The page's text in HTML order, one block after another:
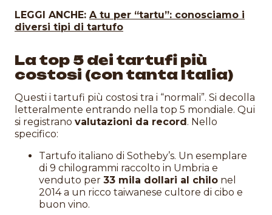
LEGGI ANCHE: A tu per “tartu”: conosciamo i
diversi tipi di tartufo
La top 5 dei tartufi più
costosi (con tanta Italia)
Questi i tartufi più costosi tra i “normali”. Si decolla
letteralmente entrando nella top 5 mondiale. Qui
si registrano valutazioni da record . Nello
specifico:
Tartufo italiano di Sotheby’s. Un esemplare
di 9 chilogrammi raccolto in Umbria e
venduto per 33 mila dollari al chilo nel
2014 a un ricco taiwanese cultore di cibo e
buon vino.